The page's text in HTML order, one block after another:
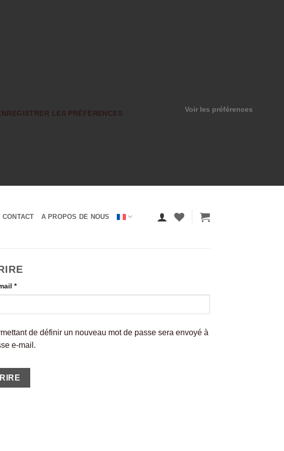
LES PRÉFÉRENCES Voir les préférences
CONTACT A PROPOS DE NOUS
*Obligatoire
de définir un nouveau mot de passe sera envoyé à
e-mail.